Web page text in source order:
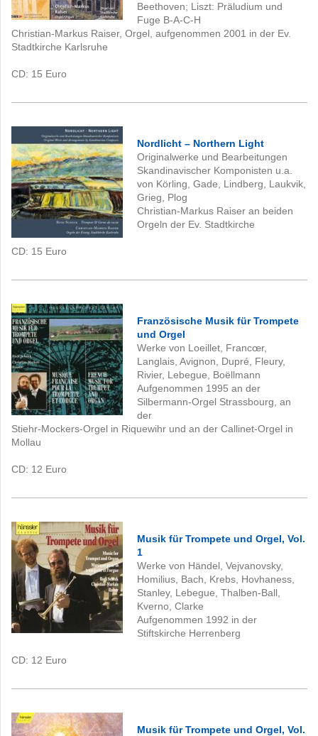
Beethoven; Liszt: Präludium und
Fuge B-A-C-H
Christian-Markus Raiser, Orgel, aufgenommen 2001 in der Ev.
Stadtkirche Karlsruhe
CD: 15 Euro
Nordlicht – Northern Light
Originalwerke und Bearbeitungen
Skandinavischer Komponisten u.a.
von Körling, Gade, Lindberg, Laukvik,
Grieg, Plog
Christian-Markus Raiser an beiden
Orgeln der Ev. Stadtkirche
CD: 15 Euro
Französische Musik für Trompete
und Orgel
Werke von Loeillet, Francœr,
Langlais, Avignon, Dupré, Fleury,
Rivier, Lebegue, Boëllmann
Aufgenommen 1995 an der
Silbermann-Orgel Strassbourg, an
der
Stiehr-Mockers-Orgel in Riquewihr und an der Callinet-Orgel in
Mollau
CD: 12 Euro
Musik für Trompete und Orgel, Vol.
1
Werke von Händel, Vejvanovsky,
Homilius, Bach, Krebs, Hovhaness,
Stanley, Lebegue, Thalben-Ball,
Kverno, Clarke
Aufgenommen 1992 in der
Stiftskirche Herrenberg
CD: 12 Euro
Musik für Trompete und Orgel, Vol.